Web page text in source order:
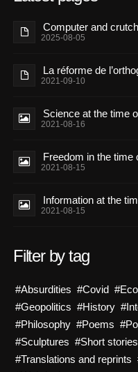
Computer and
2025-08-05
La réforme de
2021-09-10
Science at the time
2021-08-16
Freedom in the time
2021-08-15
Information at the
2021-08-15
Filter by tag
#Absurdities #Covid
#Geopolitics #History
#Philosophy #Poems
#Sculptures #Short stories
#Translations and reprints